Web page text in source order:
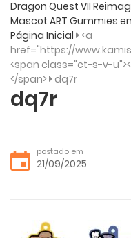
Dragon Quest VII
Mascot ART Gummies
Página Inicial <a
href="https://
<span class="ct-s-v-
</span> dq7r
dq7r
postado em
21/09/2025